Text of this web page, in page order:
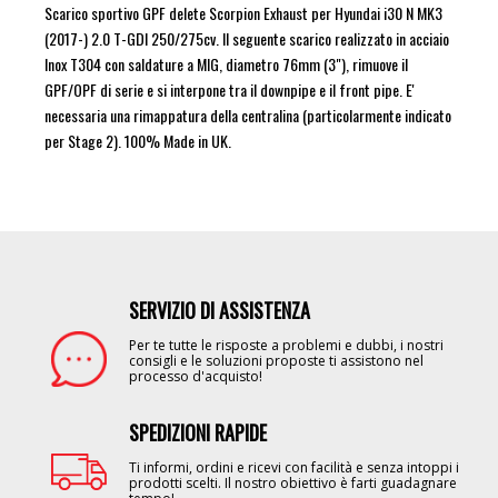
Scarico sportivo GPF delete Scorpion Exhaust per Hyundai i30 N MK3
(2017-) 2.0 T-GDI 250/275cv. Il seguente scarico realizzato in acciaio
Inox T304 con saldature a MIG, diametro 76mm (3"), rimuove il
GPF/OPF di serie e si interpone tra il downpipe e il front pipe. E'
necessaria una rimappatura della centralina (particolarmente indicato
per Stage 2). 100% Made in UK.
SERVIZIO DI ASSISTENZA
Per te tutte le risposte a problemi e dubbi, i nostri
consigli e le soluzioni proposte ti assistono nel
processo d'acquisto!
SPEDIZIONI RAPIDE
Ti informi, ordini e ricevi con facilità e senza intoppi i
prodotti scelti. Il nostro obiettivo è farti guadagnare